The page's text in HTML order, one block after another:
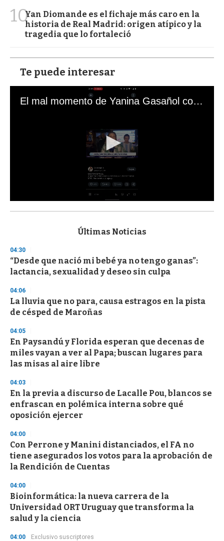
10Yan Diomande es el fichaje más caro en la
historia de Real Madrid: origen atípico y la
tragedia que lo fortaleció
Te puede interesar
El mal momento de Yanina Gasañol con un hincha argentino en "Subrayado"
s
d
s
o
f
3
s
e
c
n
d
Últimas Noticias
04:30
“Desde que nació mi bebé ya no tengo ganas”:
lactancia, sexualidad y deseo sin culpa
04:06
La lluvia que no para, causa estragos en la pista
de césped de Maroñas
04:05
En Paysandú y Florida esperan que decenas de
miles vayan a ver al Papa; buscan lugares para
las misas al aire libre
04:03
En la previa a discurso de Lacalle Pou, blancos se
enfrascan en polémica interna sobre qué
oposición ejercer
04:00
Con Perrone y Manini distanciados, el FA no
tiene asegurados los votos para la aprobación de
la Rendición de Cuentas
04:00
Bioinformática: la nueva carrera de la
Universidad ORT Uruguay que transforma la
salud y la ciencia
04:00 Exclusivo suscriptores